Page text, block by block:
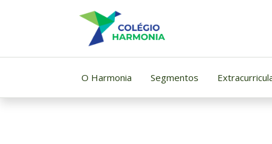
O Harmonia Segmentos